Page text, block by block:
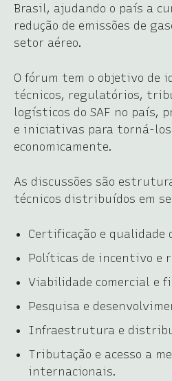
Brasil, ajudando o país a
redução de emissões de
setor aéreo.
O fórum tem o objetivo de
técnicos, regulatórios,
logísticos do SAF no país,
e iniciativas para torná-
economicamente.
As discussões são
técnicos distribuídos em
Certificação e qualidade
Políticas de incentivo e
Viabilidade comercial e
Pesquisa e
Infraestrutura e
Tributação e acesso a
internacionais.